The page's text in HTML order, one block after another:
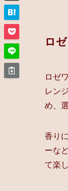
ロ
ロゼ
レン
め、
香り
ーな
て楽